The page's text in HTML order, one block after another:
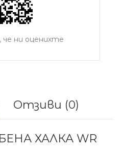
че ни оценихте
Отзиви (0)
ХАЛКА WR